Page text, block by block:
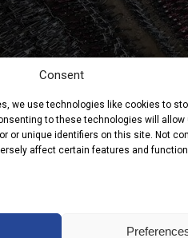
Consent
we use technologies like cookies to
to these technologies will allow
or unique identifiers on this site. Not
affect certain features and